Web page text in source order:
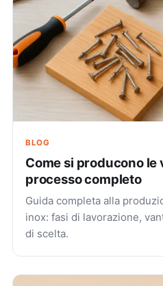
BLOG
Come si producono le
processo completo
Guida completa alla
inox: fasi di lavorazione,
di scelta.